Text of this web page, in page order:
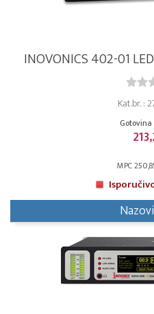
INOVONICS 402-01
Kat.br. :
MPC